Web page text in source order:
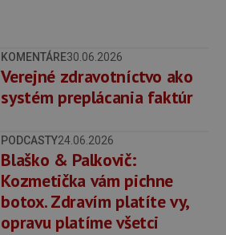
KOMENTÁRE30.06.2026
Verejné zdravotníctvo ako
systém preplácania faktúr
PODCASTY24.06.2026
Blaško & Palkovič:
Kozmetička vám pichne
botox. Zdravím platíte vy,
opravu platíme všetci